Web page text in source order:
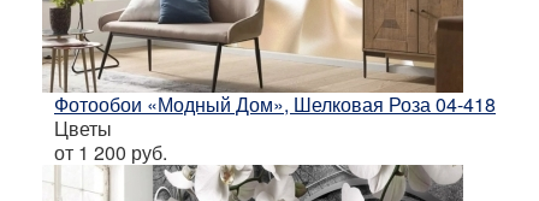
Фотообои «Модный Дом», Шелковая Роза 04-418
Цветы
от 1 200 руб.